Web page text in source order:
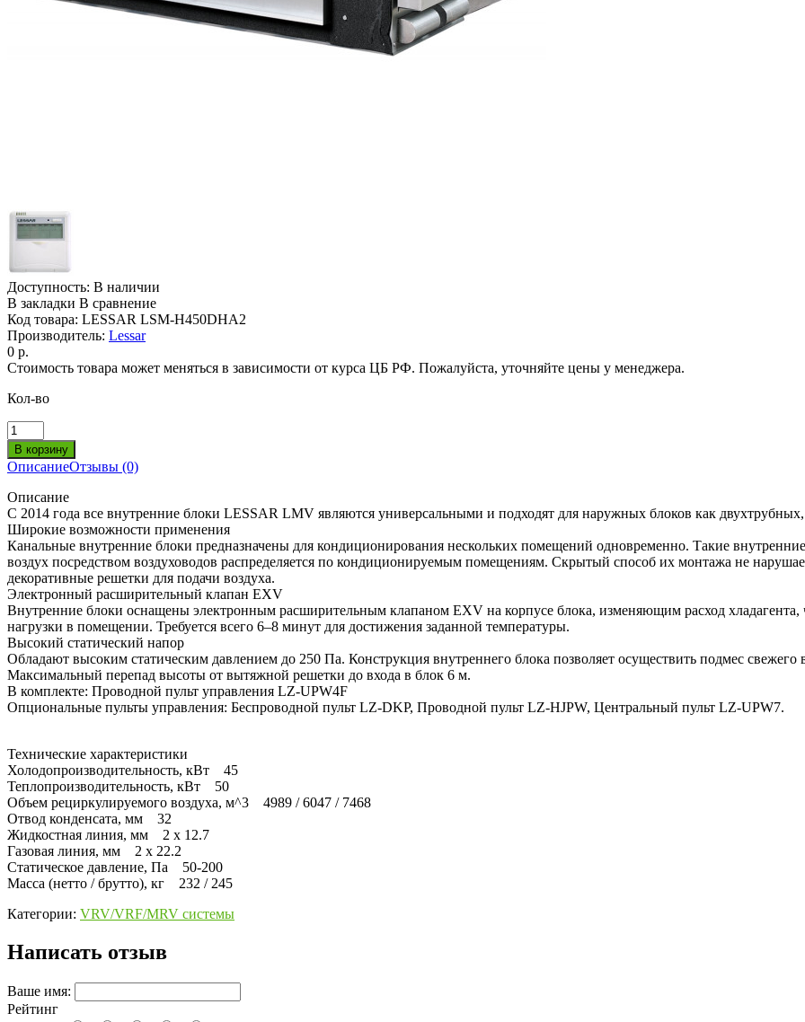
Доступность: В наличии
В закладки В сравнение
Код товара: LESSAR LSM-H450DHA2
Производитель: Lessar
0 р.
Стоимость товара может меняться в зависимости от курса ЦБ РФ. Пожалуйста, уточняйте цены у менеджера.
Кол-во
ОписаниеОтзывы (0)
Описание
С 2014 года все внутренние блоки LESSAR LMV являются универсальными и подходят для наружных блоков как
Широкие возможности применения
Канальные внутренние блоки предназначены для кондиционирования нескольких помещений одновременно. Такие
воздух посредством воздуховодов распределяется по кондиционируемым помещениям. Скрытый способ их монтажа не
декоративные решетки для подачи воздуха.
Электронный расширительный клапан EXV
Внутренние блоки оснащены электронным расширительным клапаном EXV на корпусе блока, изменяющим расход хладагента,
нагрузки в помещении. Требуется всего 6–8 минут для достижения заданной температуры.
Высокий статический напор
Обладают высоким статическим давлением до 250 Па. Конструкция внутреннего блока позволяет осуществить подмес
Максимальный перепад высоты от вытяжной решетки до входа в блок 6 м.
В комплекте: Проводной пульт управления LZ-UPW4F
Опциональные пульты управления: Беспроводной пульт LZ-DKP, Проводной пульт LZ-HJPW, Центральный пульт LZ-UPW7.
Технические характеристики
Холодопроизводительность, кВт 45
Теплопроизводительность, кВт 50
Объем рециркулируемого воздуха, м^3 4989 / 6047 / 7468
Отвод конденсата, мм 32
Жидкостная линия, мм 2 x 12.7
Газовая линия, мм 2 x 22.2
Статическое давление, Па 50-200
Масса (нетто / брутто), кг 232 / 245
Категории: VRV/VRF/MRV системы
Написать отзыв
Ваше имя:
Рейтинг